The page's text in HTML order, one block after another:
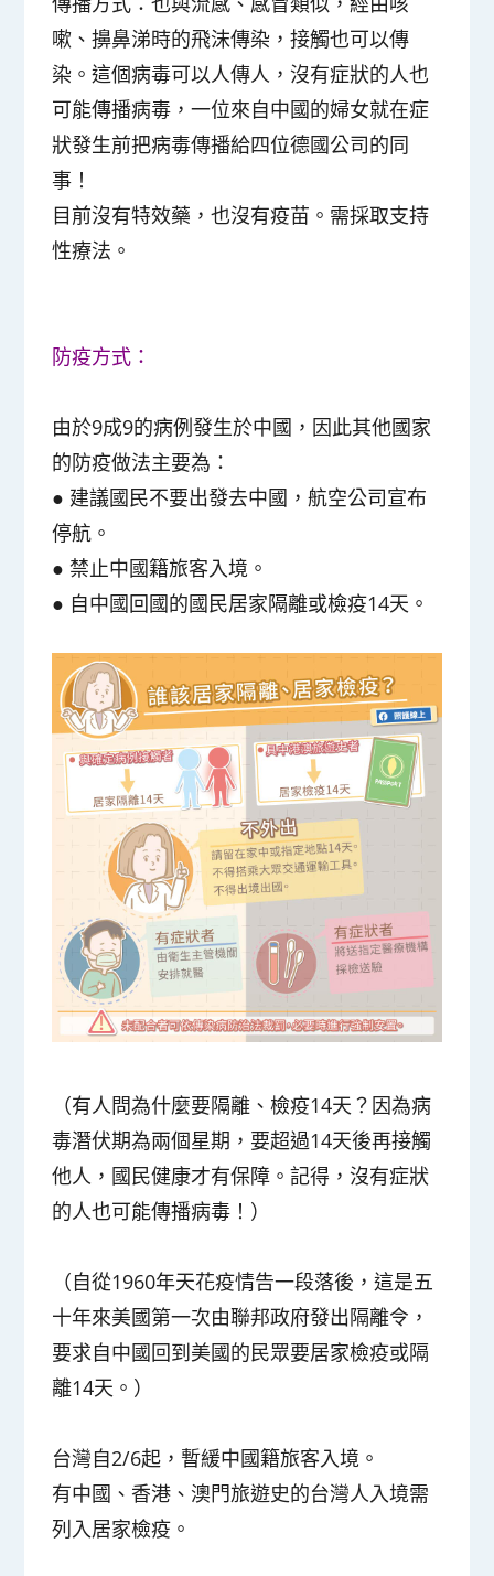
嗽、擤鼻涕時的飛沫傳染，接觸也可以傳
染。這個病毒可以人傳人，沒有症狀的人也
可能傳播病毒，一位來自中國的婦女就在症
狀發生前把病毒傳播給四位德國公司的同
事！
目前沒有特效藥，也沒有疫苗。需採取支持
性療法。
防疫方式：
由於9成9的病例發生於中國，因此其他國家
的防疫做法主要為：
● 建議國民不要出發去中國，航空公司宣布
停航。
● 禁止中國籍旅客入境。
● 自中國回國的國民居家隔離或檢疫14天。
（有人問為什麼要隔離、檢疫14天？因為病
毒潛伏期為兩個星期，要超過14天後再接觸
他人，國民健康才有保障。記得，沒有症狀
的人也可能傳播病毒！）
（自從1960年天花疫情告一段落後，這是五
十年來美國第一次由聯邦政府發出隔離令，
要求自中國回到美國的民眾要居家檢疫或隔
離14天。）
台灣自2/6起，暫緩中國籍旅客入境。
有中國、香港、澳門旅遊史的台灣人入境需
列入居家檢疫。